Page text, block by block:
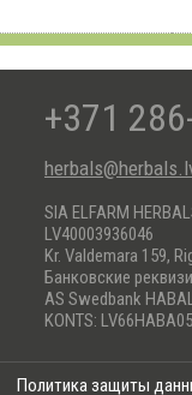
+371
SIA ELFARM
LV40003936046
Kr. Valdemara 159,
Банковские
AS Swedbank
KONTS:
Политика защиты